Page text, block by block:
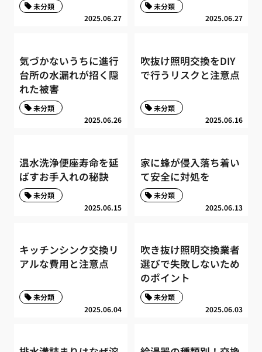
2025.06.27
未分類
2025.06.27
未分類
気づかないうちに進行
台所の水漏れが招く隠
れた被害
2025.06.26
未分類
吹抜け照明交換をDIY
で行うリスクと注意点
2025.06.16
未分類
温水洗浄便座寿命を延
ばすお手入れの秘訣
2025.06.15
未分類
家に蜂が侵入落ち着い
て安全に対処を
2025.06.13
未分類
キッチンシンク交換リ
アルな費用と注意点
2025.06.04
未分類
吹き抜け照明交換業者
選びで失敗しないため
のポイント
2025.06.03
未分類